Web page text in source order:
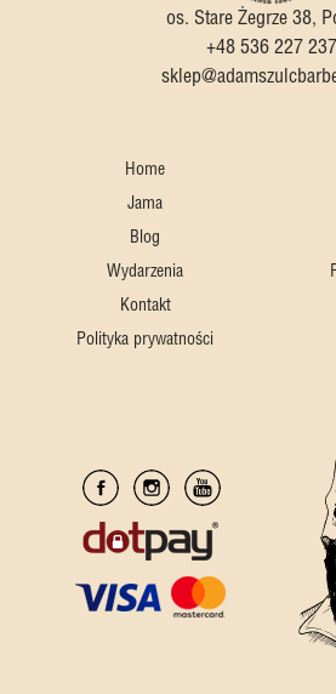
os. Stare Żegrze 38,
+48 536 227 237
Home
Jama
Blog
Wydarzenia
Kontakt
Polityka prywatności